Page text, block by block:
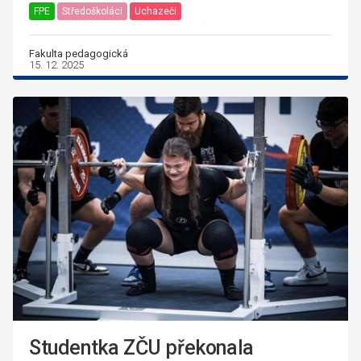
FPE Středoškoláci Uchazeči
Fakulta pedagogická
15. 12. 2025
Studentka ZČU překonala